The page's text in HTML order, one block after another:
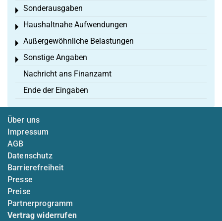
Sonderausgaben
Toggle menu
Haushaltnahe Aufwendungen
Toggle menu
Außergewöhnliche Belastungen
Toggle menu
Sonstige Angaben
Toggle menu
Nachricht ans Finanzamt
Ende der Eingaben
Über uns
Impressum
AGB
Datenschutz
Barrierefreiheit
Presse
Preise
Partnerprogramm
Vertrag widerrufen